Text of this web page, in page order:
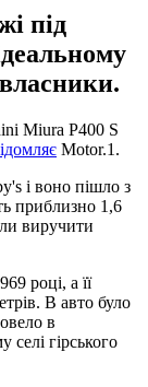
під
Miura P400 S
Motor.1.
і воно пішло з
приблизно 1,6
виручити
році, а її
В авто було
в
селі гірського